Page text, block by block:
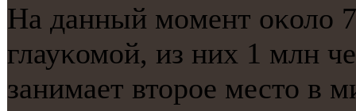
На данный мοмент оκоло
глауκомοй, из них 1 млн
занимает вторοе место в